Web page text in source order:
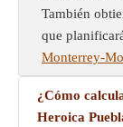
También
que
Monterrey-
¿Cómo
Heroica